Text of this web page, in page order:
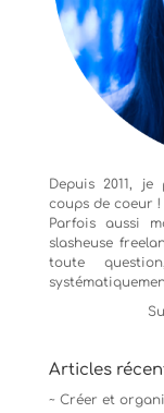
Depuis 2011,
coups de coeur !
Parfois aussi
slasheuse
toute
Articles
~ Créer et